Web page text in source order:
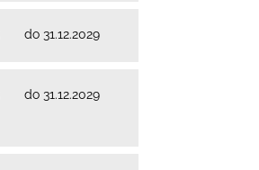
do 31.12.2029
do 31.12.2029